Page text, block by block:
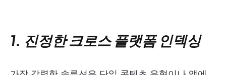
1. 진정한 크로스 플랫폼 인덱싱